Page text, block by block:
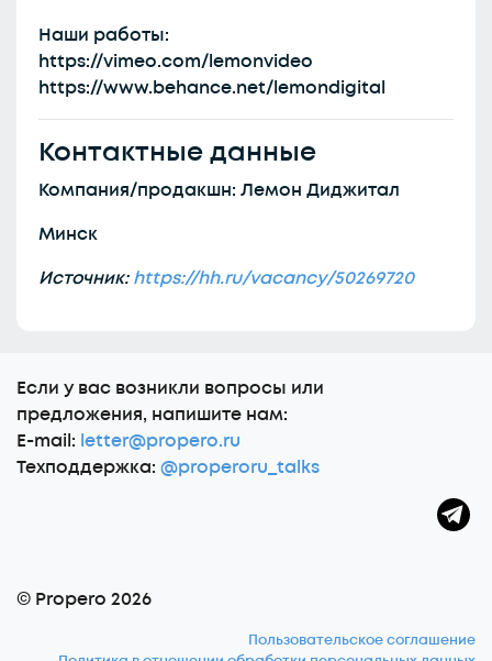
Наши работы:
https://vimeo.com/lemonvideo
https://www.behance.net/lemondigital
Контактные данные
Компания/продакшн: Лемон Диджитал
Минск
Источник:https://hh.ru/vacancy/50269720
Еcли у вас возникли вопросы или
предложения, напишите нам:
E-mail: letter@propero.ru
Техподдержка: @properoru_talks
© Propero 2026
Пользовательское соглашение